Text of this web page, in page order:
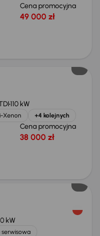
Cena promocyjna
49 000 zł
110 kW
Xenon +4 kolejnych
Cena promocyjna
38 000 zł
kW
serwisowa